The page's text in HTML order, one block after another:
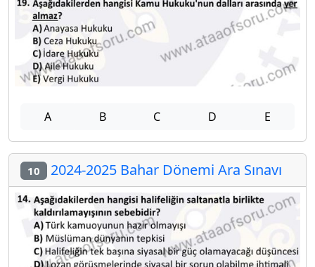
A B C D E
10 2024-2025 Bahar Dönemi Ara Sınavı